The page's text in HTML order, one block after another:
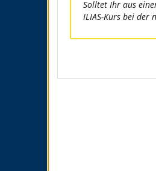
Solltet Ihr aus
ILIAS-Kurs bei der